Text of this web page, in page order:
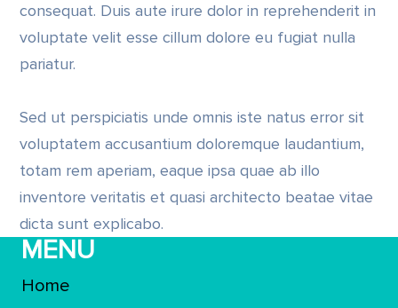
consequat. Duis aute irure dolor in reprehenderit in
voluptate velit esse cillum dolore eu fugiat nulla
pariatur.
Sed ut perspiciatis unde omnis iste natus error sit
voluptatem accusantium doloremque laudantium,
totam rem aperiam, eaque ipsa quae ab illo
inventore veritatis et quasi architecto beatae vitae
dicta sunt explicabo.
MENU
Home